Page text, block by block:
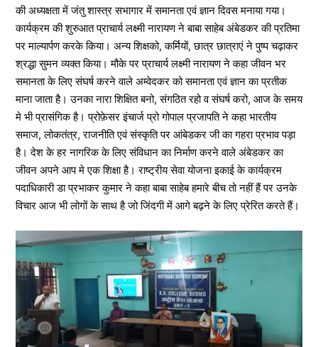
की अध्यक्षता में जंतु शास्त्र सभागार में समानता एवं ज्ञान दिवस मनाया गया।
कार्यक्रम की शुरुआत प्राचार्य लक्ष्मी नारायण ने बाबा साहेब अंबेडकर की प्रतिमा
पर माल्यार्पण करके किया। अन्य शिक्षको, कर्मियों, छात्र छात्राएं ने पुष्प चढ़ाकर
श्रद्धा सुमन व्यक्त किया। मौके पर प्राचार्य लक्ष्मी नारायण ने कहा जीवन भर
समानता के लिए संघर्ष करने वाले अम्वेदकर को समानता एवं ज्ञान का प्रतीक
माना जाता है। उनका नारा शिक्षित बनो, संगठित रहो व संघर्ष करो, आज के समय
मे भी प्रासंगिक है। प्रोफ़ेसर इंचार्ज प्रो गोपाल प्रजापति ने कहा भारतीय
समाज, लोकतंत्र, राजनीति एवं संस्कृति पर आंबेडकर जी का गहरा प्रभाव पड़ा
है। देश के हर नागरिक के लिए संविधान का निर्माण करने वाले अंबेडकर का
जीवन अपने आप मे एक शिक्षा है। राष्ट्रीय सेवा योजना इकाई के कार्यक्रम
पदाधिकारी डा प्रभाकर कुमार ने कहा बाबा साहेब हमारे बीच तो नहीं हैं पर उनके
विचार आज भी लोगों के साथ है जो जिंदगी में आगे बढ़ने के लिए प्रेरित करते हैं।